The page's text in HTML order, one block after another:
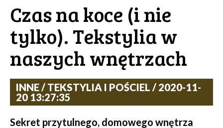
Czas na koce (i nie
tylko). Tekstylia w
naszych wnętrzach
INNE / TEKSTYLIA I POŚCIEL / 2020-11-
20 13:27:35
Sekret przytulnego, domowego wnętrza